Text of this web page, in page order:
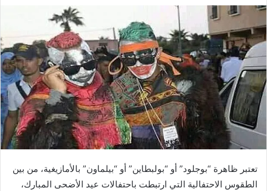
تعتبر ظاهرة “بوجلود” أو “بولبطاين” أو “بيلماون” بالأمازيغية، من بين
الطقوس الاحتفالية التي ارتبطت باحتفالات عيد الأضحى المبارك،